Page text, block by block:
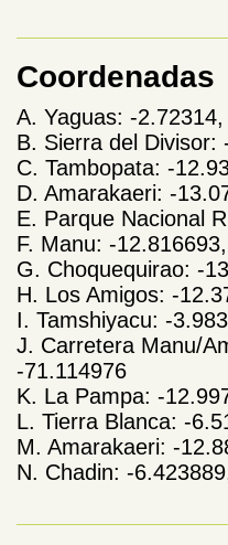
Coordenadas
A. Yaguas: -
B. Sierra del Divisor:
C. Tambopata: -
D. Amarakaeri: -
E. Parque Nacional
F. Manu: -
G. Choquequirao: -
H. Los Amigos: -
I. Tamshiyacu: -
J. Carretera Manu/
-71.114976
K. La Pampa: -
L. Tierra Blanca: -
M. Amarakaeri: -
N. Chadin: -